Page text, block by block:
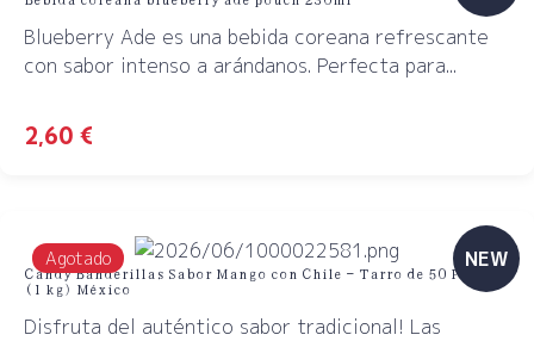
Blueberry Ade es una bebida coreana refrescante
con sabor intenso a arándanos. Perfecta para...
2,60 €
Agotado NEW
Candy Banderillas Sabor Mango con Chile – Tarro de 50 Piezas
(1 kg) México
Disfruta del auténtico sabor tradicional! Las